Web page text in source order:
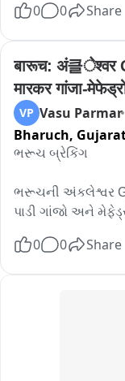
के घायल को प्राथमिक
देहरादून से महज 30
रास्ता आपदा की भेंट
पूरी तरीके से बंद हो
पर पानी के सैलाब ने
झेल रहे गांव के अधिकतर
भारी बारिश के दौरान
में इकट्ठा हुए मलवे और
पानी के सैलाब ने यहाँ
दी... इस खाई को पार
जिलाधिकारी देहरादून
कर उनकी परेशानियों
0 0 Share
बारूच: अं클ेश्वर
मारकर
VP Vasu Parmar
Bharuch,
ભરૂચ બ્રેકિંગ
ભરૂચની અંકલેશ્વર
પાડી ગાંજો અને
મુખ્ય આરોપી
0 0 Share